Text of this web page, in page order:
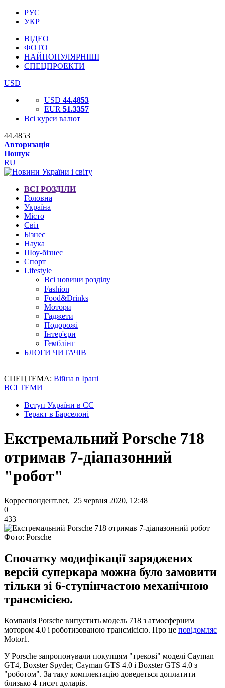
РУС
УКР
ВІДЕО
ФОТО
НАЙПОПУЛЯРНІШІ
СПЕЦПРОЕКТИ
USD
USD 44.4853
EUR 51.3357
Всі курси валют
44.4853
Авторизація
Пошук
RU
ВСІ РОЗДІЛИ
Головна
Україна
Місто
Світ
Бізнес
Наука
Шоу-бізнес
Спорт
Lifestyle
Всі новини розділу
Fashion
Food&Drinks
Мотори
Гаджети
Подорожі
Інтер'єри
Гемблінг
БЛОГИ ЧИТАЧІВ
СПЕЦТЕМА: Війна в Ірані
ВСІ ТЕМИ
Вступ України в ЄС
Теракт в Барселоні
Екстремальний Porsche 718
отримав 7-діапазонний
"робот"
Корреспондент.net, 25 червня 2020, 12:48
0
433
Фото: Porsche
Спочатку модифікації заряджених
версій суперкара можна було замовити
тільки зі 6-ступінчастою механічною
трансмісією.
Компанія Porsche випустить модель 718 з атмосферним
мотором 4.0 і роботизованою трансмісією. Про це повідомляє
Motor1.
У Porsche запропонували покупцям "трекові" моделі Cayman
GT4, Boxster Spyder, Cayman GTS 4.0 і Boxster GTS 4.0 з
"роботом". За таку комплектацію доведеться доплатити
близько 4 тисяч доларів.